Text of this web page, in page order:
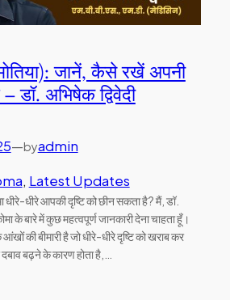
जानें, कैसे रखें अपनी
डॉ. अभिषेक द्विवेदी
—byadmin
, Latest Updates
धीरे-धीरे आपकी दृष्टि को छीन सकता है? मैं, डॉ.
के बारे में कुछ महत्वपूर्ण जानकारी देना चाहता हूँ।
की बीमारी है जो धीरे-धीरे दृष्टि को खराब कर
बढ़ने के कारण होता है,…